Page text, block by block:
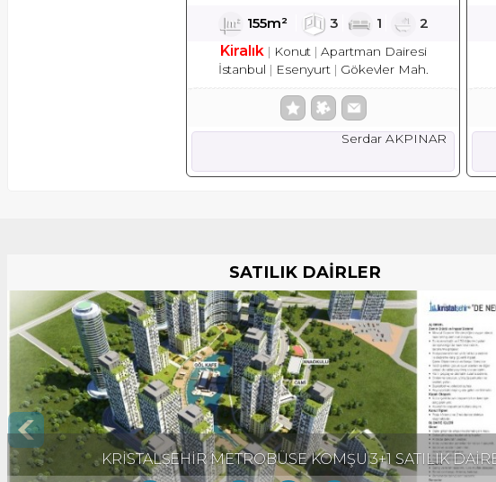
155m² 3 1
2
Kiralık
Konut
Apartman Dairesi
İstanbul
Esenyurt Gökevler Mah.
Serdar AKPINAR
SATILIK DAİRLER
KRİSTALŞEHİR METROBÜSE KOMŞU 3+1 SATILIK